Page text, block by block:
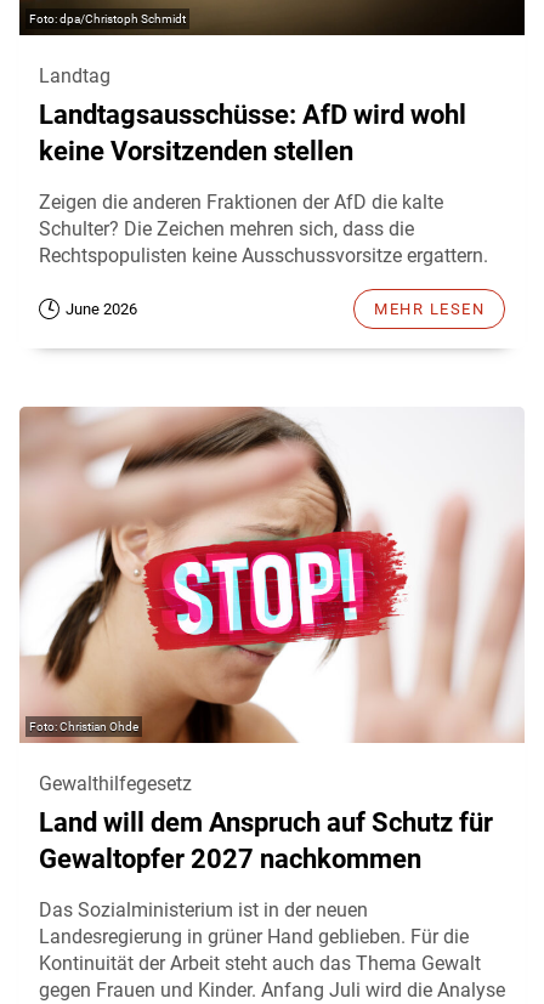
dpa/Christoph Schmidt
Landtag
Landtagsausschüsse: AfD wird wohl
keine Vorsitzenden stellen
Zeigen die anderen Fraktionen der AfD die kalte
Schulter? Die Zeichen mehren sich, dass die
Rechtspopulisten keine Ausschussvorsitze ergattern.
June 2026 MEHR LESEN
Christian Ohde
Gewalthilfegesetz
Land will dem Anspruch auf Schutz für
Gewaltopfer 2027 nachkommen
Das Sozialministerium ist in der neuen
Landesregierung in grüner Hand geblieben. Für die
Kontinuität der Arbeit steht auch das Thema Gewalt
gegen Frauen und Kinder. Anfang Juli wird die Analyse